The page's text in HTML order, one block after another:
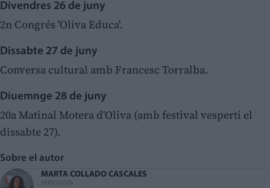
Divendres 26 de juny
2n Congrés 'Oliva Educa'.
Dissabte 27 de juny
Conversa cultural amb Francesc Torralba.
Diuemnge 28 de juny
20a Matinal Motera d'Oliva (amb festival vespertí el
dissabte 27).
Sobre el autor
MARTA COLLADO CASCALES
PERIODISTA